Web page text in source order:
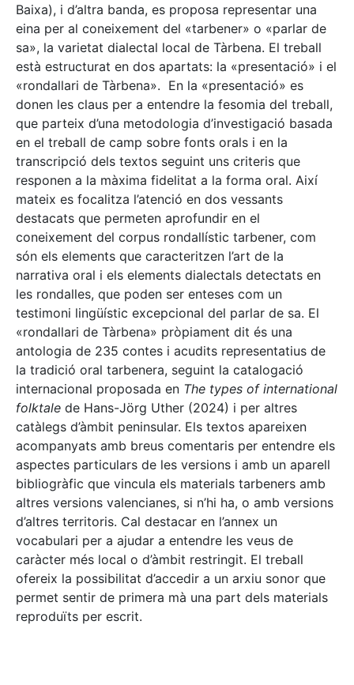
Baixa), i d’altra banda, es proposa representar una
eina per al coneixement del «tarbener» o «parlar de
sa», la varietat dialectal local de Tàrbena. El treball
està estructurat en dos apartats: la «presentació» i el
«rondallari de Tàrbena». En la «presentació» es
donen les claus per a entendre la fesomia del treball,
que parteix d’una metodologia d’investigació basada
en el treball de camp sobre fonts orals i en la
transcripció dels textos seguint uns criteris que
responen a la màxima fidelitat a la forma oral. Així
mateix es focalitza l’atenció en dos vessants
destacats que permeten aprofundir en el
coneixement del corpus rondallístic tarbener, com
són els elements que caracteritzen l’art de la
narrativa oral i els elements dialectals detectats en
les rondalles, que poden ser enteses com un
testimoni lingüístic excepcional del parlar de sa. El
«rondallari de Tàrbena» pròpiament dit és una
antologia de 235 contes i acudits representatius de
la tradició oral tarbenera, seguint la catalogació
internacional proposada en The types of international
folktale de Hans-Jörg Uther (2024) i per altres
catàlegs d’àmbit peninsular. Els textos apareixen
acompanyats amb breus comentaris per entendre els
aspectes particulars de les versions i amb un aparell
bibliogràfic que vincula els materials tarbeners amb
altres versions valencianes, si n’hi ha, o amb versions
d’altres territoris. Cal destacar en l’annex un
vocabulari per a ajudar a entendre les veus de
caràcter més local o d’àmbit restringit. El treball
ofereix la possibilitat d’accedir a un arxiu sonor que
permet sentir de primera mà una part dels materials
reproduïts per escrit.